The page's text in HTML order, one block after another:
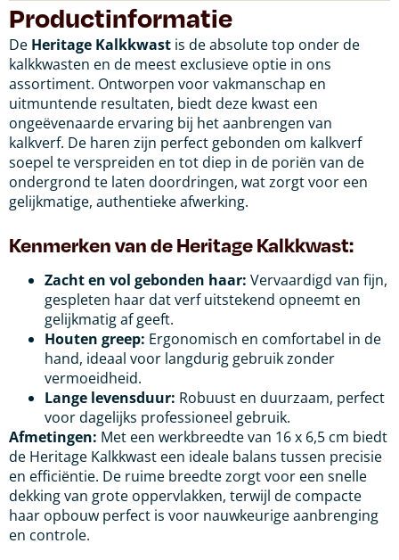
Productinformatie
De Heritage Kalkkwast is de absolute top onder de
kalkkwasten en de meest exclusieve optie in ons
assortiment. Ontworpen voor vakmanschap en
uitmuntende resultaten, biedt deze kwast een
ongeëvenaarde ervaring bij het aanbrengen van
kalkverf. De haren zijn perfect gebonden om kalkverf
soepel te verspreiden en tot diep in de poriën van de
ondergrond te laten doordringen, wat zorgt voor een
gelijkmatige, authentieke afwerking.
Kenmerken van de Heritage Kalkkwast:
Zacht en vol gebonden haar: Vervaardigd van fijn,
gespleten haar dat verf uitstekend opneemt en
gelijkmatig af geeft.
Houten greep: Ergonomisch en comfortabel in de
hand, ideaal voor langdurig gebruik zonder
vermoeidheid.
Lange levensduur: Robuust en duurzaam, perfect
voor dagelijks professioneel gebruik.
Afmetingen: Met een werkbreedte van 16 x 6,5 cm biedt
de Heritage Kalkkwast een ideale balans tussen precisie
en efficiëntie. De ruime breedte zorgt voor een snelle
dekking van grote oppervlakken, terwijl de compacte
haar opbouw perfect is voor nauwkeurige aanbrenging
en controle.